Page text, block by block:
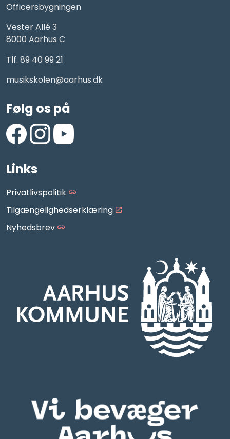
Officersbygningen
Vester Allé 3
8000 Aarhus C
Tlf. 89 40 99 21
musikskolen@aarhus.dk
Følg os på
Links
Privatlivspolitik
Tilgængelighedserklæring
Nyhedsbrev